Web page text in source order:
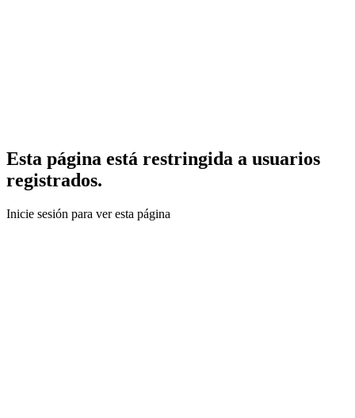
Esta página está restringida a usuarios
registrados.
Inicie sesión para ver esta página